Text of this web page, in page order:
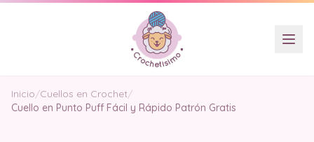
Inicio/Cuellos en Crochet/
Cuello en Punto Puff Fácil y Rápido Patrón Gratis